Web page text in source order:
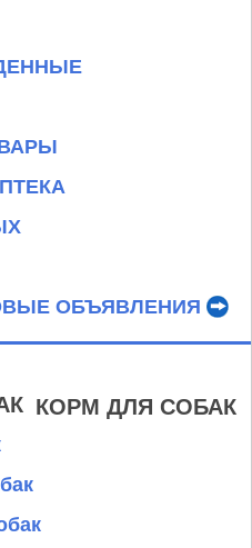
ОБЪЯВЛЕНИЯ
КОРМ ДЛЯ СОБАК